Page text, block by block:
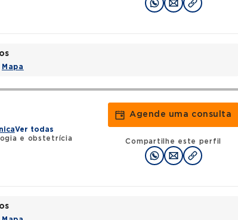
Mapa
Ver todas
e obstetrícia
Agende uma consulta
Compartilhe este perfil